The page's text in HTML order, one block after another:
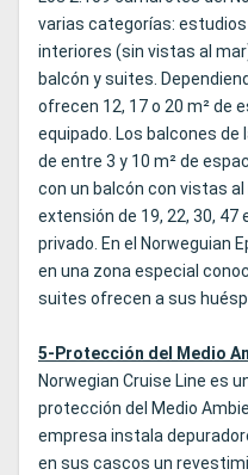
varias categorías:
interiores (sin vistas al
balcón y suites.
ofrecen 12, 17 o 20 m² de
equipado. Los balcones
de entre 3 y 10 m² de
con un balcón con vistas
extensión de 19, 22, 30, 47
privado. En el Norweguian
en una zona especial
suites ofrecen a sus
5-Protección del Medio
Norwegian Cruise Line es
protección del Medio
empresa instala
en sus cascos un